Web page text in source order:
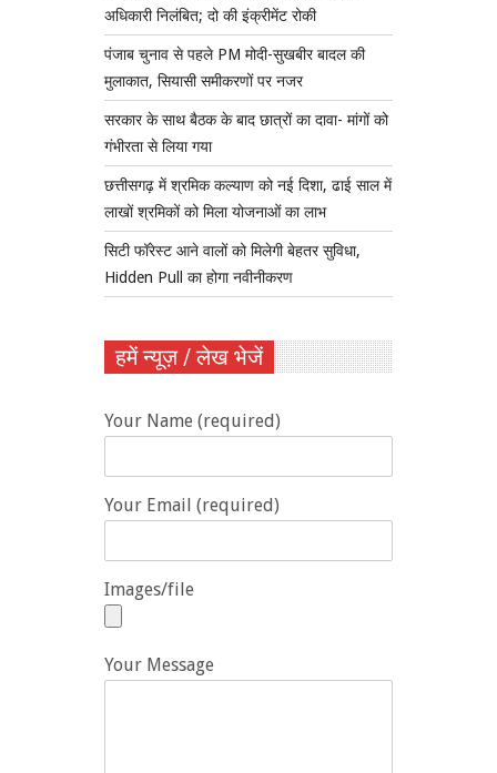
अधिकारी निलंबित; दो की इंक्रीमेंट रोकी
पंजाब चुनाव से पहले PM मोदी-सुखबीर बादल की
मुलाकात, सियासी समीकरणों पर नजर
सरकार के साथ बैठक के बाद छात्रों का दावा- मांगों को
गंभीरता से लिया गया
छत्तीसगढ़ में श्रमिक कल्याण को नई दिशा, ढाई साल में
लाखों श्रमिकों को मिला योजनाओं का लाभ
सिटी फॉरेस्ट आने वालों को मिलेगी बेहतर सुविधा,
Hidden Pull का होगा नवीनीकरण
हमें न्यूज़ / लेख भेजें
Your Name (required)
Your Email (required)
Images/file
Your Message